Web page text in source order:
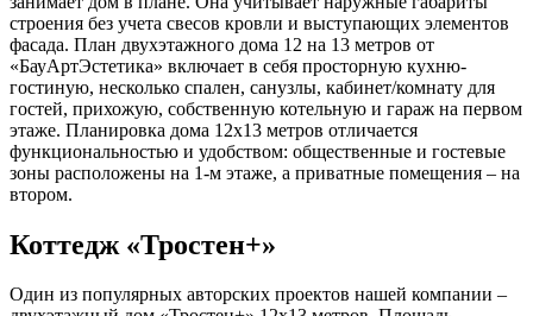
строения без учета свесов кровли и выступающих элементов
фасада. План двухэтажного дома 12 на 13 метров от
«БауАртЭстетика» включает в себя просторную кухню-
гостиную, несколько спален, санузлы, кабинет/комнату для
гостей, прихожую, собственную котельную и гараж на первом
этаже. Планировка дома 12х13 метров отличается
функциональностью и удобством: общественные и гостевые
зоны расположены на 1-м этаже, а приватные помещения – на
втором.
Коттедж «Тростен+»
Один из популярных авторских проектов нашей компании –